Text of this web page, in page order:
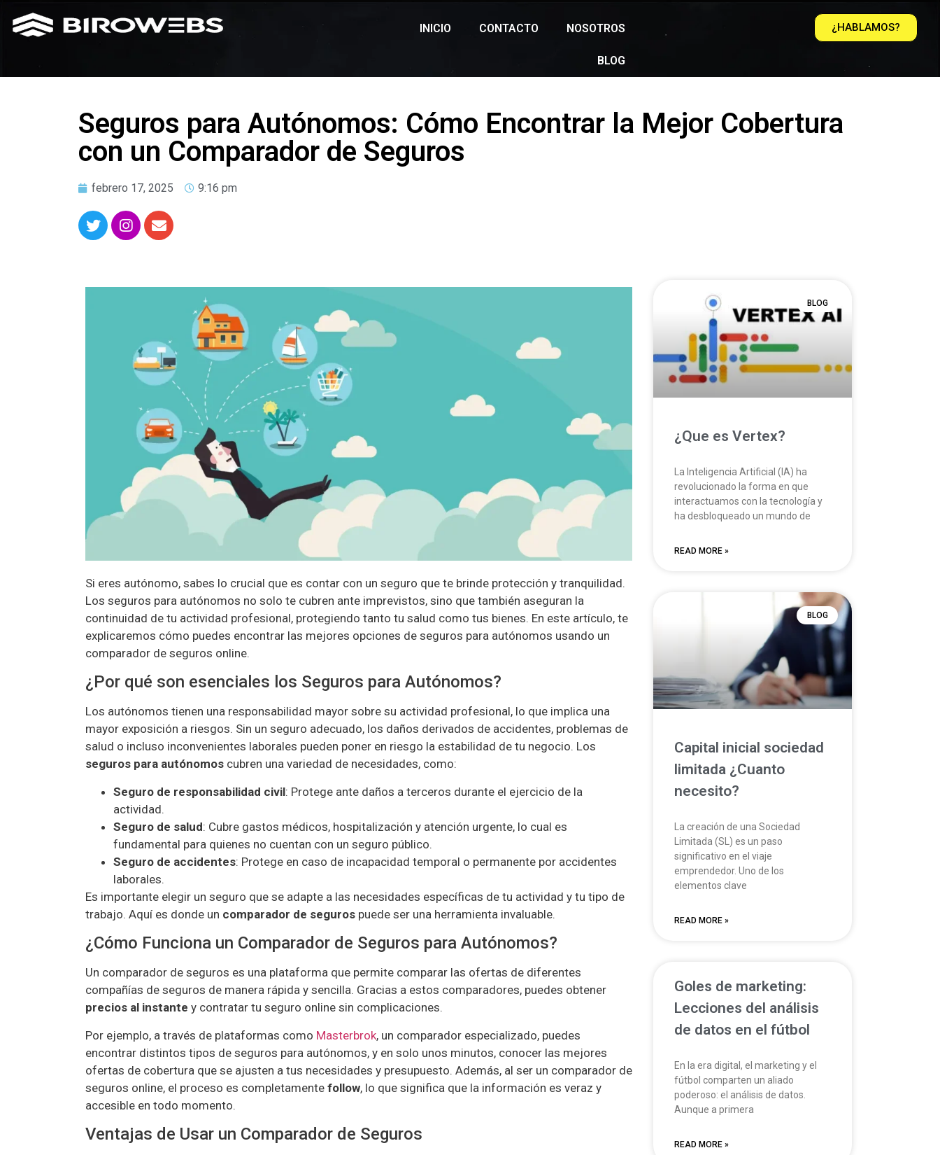
INICIO CONTACTO NOSOTROS
BLOG
¿HABLAMOS?
Seguros para Autónomos: Cómo Encontrar la Mejor Cobertura
con un Comparador de Seguros
febrero 17, 2025 9:16 pm
Si eres autónomo, sabes lo crucial que es contar con un seguro que te brinde protección y tranquilidad.
Los seguros para autónomos no solo te cubren ante imprevistos, sino que también aseguran la
continuidad de tu actividad profesional, protegiendo tanto tu salud como tus bienes. En este artículo, te
explicaremos cómo puedes encontrar las mejores opciones de seguros para autónomos usando un
comparador de seguros online.
¿Por qué son esenciales los Seguros para Autónomos?
Los autónomos tienen una responsabilidad mayor sobre su actividad profesional, lo que implica una
mayor exposición a riesgos. Sin un seguro adecuado, los daños derivados de accidentes, problemas de
salud o incluso inconvenientes laborales pueden poner en riesgo la estabilidad de tu negocio. Los
seguros para autónomos cubren una variedad de necesidades, como:
Seguro de responsabilidad civil: Protege ante daños a terceros durante el ejercicio de la
actividad.
Seguro de salud: Cubre gastos médicos, hospitalización y atención urgente, lo cual es
fundamental para quienes no cuentan con un seguro público.
Seguro de accidentes: Protege en caso de incapacidad temporal o permanente por accidentes
laborales.
Es importante elegir un seguro que se adapte a las necesidades específicas de tu actividad y tu tipo de
trabajo. Aquí es donde un comparador de seguros puede ser una herramienta invaluable.
¿Cómo Funciona un Comparador de Seguros para Autónomos?
Un comparador de seguros es una plataforma que permite comparar las ofertas de diferentes
compañías de seguros de manera rápida y sencilla. Gracias a estos comparadores, puedes obtener
precios al instante y contratar tu seguro online sin complicaciones.
Por ejemplo, a través de plataformas como Masterbrok, un comparador especializado, puedes
encontrar distintos tipos de seguros para autónomos, y en solo unos minutos, conocer las mejores
ofertas de cobertura que se ajusten a tus necesidades y presupuesto. Además, al ser un comparador de
seguros online, el proceso es completamente follow, lo que significa que la información es veraz y
accesible en todo momento.
Ventajas de Usar un Comparador de Seguros
BLOG
¿Que es Vertex?
La Inteligencia Artificial (IA) ha
revolucionado la forma en que
interactuamos con la tecnología y
ha desbloqueado un mundo de
READ MORE »
BLOG
Capital inicial sociedad
limitada ¿Cuanto
necesito?
La creación de una Sociedad
Limitada (SL) es un paso
significativo en el viaje
emprendedor. Uno de los
elementos clave
READ MORE »
Goles de marketing:
Lecciones del análisis
de datos en el fútbol
En la era digital, el marketing y el
fútbol comparten un aliado
poderoso: el análisis de datos.
Aunque a primera
READ MORE »